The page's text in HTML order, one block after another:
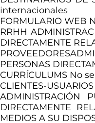
internacionales
FORMULARIO WEB
RRHH
DIRECTAMENTE
PERSONAS
CURRÍCULUMS No
CLIENTES-USUARIOS
ADMINISTRACIÓN
DIRECTAMENTE
MEDIOS A SU